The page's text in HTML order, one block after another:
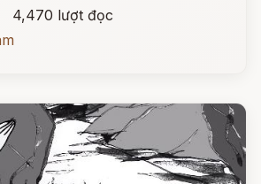
4,470 lượt đọc